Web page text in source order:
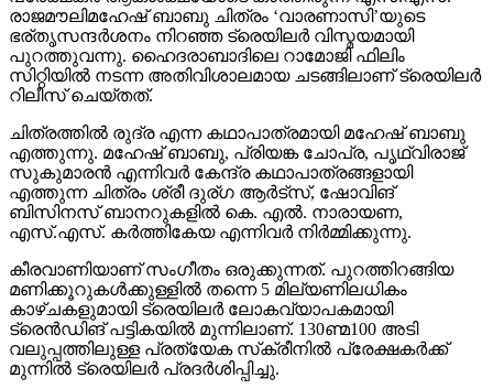
രാജമൗലിമഹേഷ് ബാബു ചിത്രം ‘വാരണാസി’യുടെ
ഭര്തൃസന്ദര്‍ശനം നിറഞ്ഞ ട്രെയിലര്‍ വിസ്മയമായി
പുറത്തുവന്നു. ഹൈദരാബാദിലെ റാമോജി ഫിലിം
സിറ്റിയില്‍ നടന്ന അതിവിശാലമായ ചടങ്ങിലാണ് ട്രെയിലര്‍
റിലീസ് ചെയ്തത്.
ചിത്രത്തില്‍ രുദ്ര എന്ന കഥാപാത്രമായി മഹേഷ് ബാബു
എത്തുന്നു. മഹേഷ് ബാബു, പ്രിയങ്ക ചോപ്ര, പൃഥ്വിരാജ്
സുകുമാരന്‍ എന്നിവര്‍ കേന്ദ്ര കഥാപാത്രങ്ങളായി
എത്തുന്ന ചിത്രം ശ്രീ ദുര്ഗ ആര്‍ട്‌സ്, ഷോവിങ്
ബിസിനസ് ബാനറുകളില്‍ കെ. എല്‍. നാരായണ,
എസ്.എസ്. കര്‍ത്തികേയ എന്നിവര്‍ നിര്‍മ്മിക്കുന്നു.
കീരവാണിയാണ് സംഗീതം ഒരുക്കുന്നത്. പുറത്തിറങ്ങിയ
മണിക്കൂറുകള്‍ക്കുള്ളില്‍ തന്നെ 5 മില്യണിലധികം
കാഴ്ചകളുമായി ട്രെയിലര്‍ ലോകവ്യാപകമായി
ട്രെന്‍ഡിങ് പട്ടികയില്‍ മുന്നിലാണ്. 130ണ്മ100 അടി
വലുപ്പത്തിലുള്ള പ്രത്യേക സ്‌ക്രീനില്‍ പ്രേക്ഷകര്‍ക്ക്
മുന്നില്‍ ട്രെയിലര്‍ പ്രദര്‍ശിപ്പിച്ചു.